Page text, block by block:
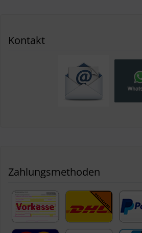
Kontakt
Zahlungsmethoden